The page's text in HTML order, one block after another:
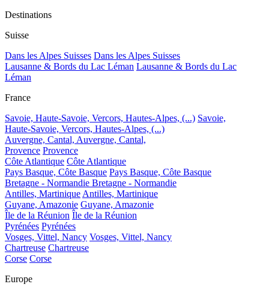
Destinations
Suisse
Dans les Alpes Suisses Dans les Alpes Suisses
Lausanne & Bords du Lac Léman Lausanne & Bords du Lac
Léman
France
Savoie, Haute-Savoie, Vercors, Hautes-Alpes, (...) Savoie,
Haute-Savoie, Vercors, Hautes-Alpes, (...)
Auvergne, Cantal, Auvergne, Cantal,
Provence Provence
Côte Atlantique Côte Atlantique
Pays Basque, Côte Basque Pays Basque, Côte Basque
Bretagne - Normandie Bretagne - Normandie
Antilles, Martinique Antilles, Martinique
Guyane, Amazonie Guyane, Amazonie
Île de la Réunion Île de la Réunion
Pyrénées Pyrénées
Vosges, Vittel, Nancy Vosges, Vittel, Nancy
Chartreuse Chartreuse
Corse Corse
Europe